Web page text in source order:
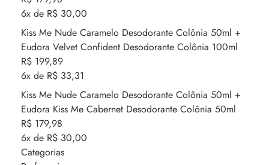
6x de R$ 30,00
Kiss Me Nude Caramelo Desodorante Colônia 50ml +
Eudora Velvet Confident Desodorante Colônia 100ml
R$ 199,89
6x de R$ 33,31
Kiss Me Nude Caramelo Desodorante Colônia 50ml +
Eudora Kiss Me Cabernet Desodorante Colônia 50ml
R$ 179,98
6x de R$ 30,00
Categorias